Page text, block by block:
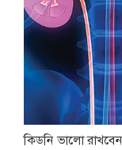
কিডনি ভালো